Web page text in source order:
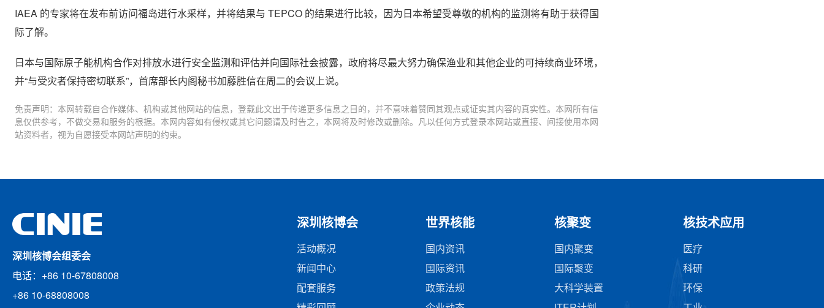
IAEA 的专家将在发布前访问福岛进行水采样，并将结果与​​ TEPCO 的结果进行比较，因为日本希望受尊敬的机构的监测将有助于获得国
际了解。
日本与国际原子能机构合作对排放水进行安全监测和评估并向国际社会披露，政府将尽最大努力确保渔业和其他企业的可持续商业环境，
并“与受灾者保持密切联系”，首席部长内阁秘书加藤胜信在周二的会议上说。
免责声明：本网转载自合作媒体、机构或其他网站的信息，登载此文出于传递更多信息之目的，并不意味着赞同其观点或证实其内容的真实性。本网所有信
息仅供参考，不做交易和服务的根据。本网内容如有侵权或其它问题请及时告之，本网将及时修改或删除。凡以任何方式登录本网站或直接、间接使用本网
站资料者，视为自愿接受本网站声明的约束。
深圳核博会组委会
电话：+86 10-67808008
+86 10-68808008
深圳核博会
活动概况
新闻中心
配套服务
世界核能
国内资讯
国际资讯
政策法规
核聚变
国内聚变
国际聚变
大科学装置
核技术应用
医疗
科研
环保